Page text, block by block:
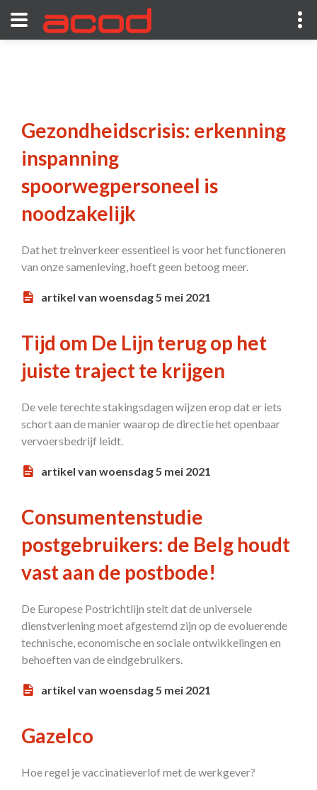
Gezondheidscrisis: erkenning
inspanning
spoorwegpersoneel is
noodzakelijk
Dat het treinverkeer essentieel is voor het functioneren
van onze samenleving, hoeft geen betoog meer.
artikel van woensdag 5 mei 2021
Tijd om De Lijn terug op het
juiste traject te krijgen
De vele terechte stakingsdagen wijzen erop dat er iets
schort aan de manier waarop de directie het openbaar
vervoersbedrijf leidt.
artikel van woensdag 5 mei 2021
Consumentenstudie
postgebruikers: de Belg houdt
vast aan de postbode!
De Europese Postrichtlijn stelt dat de universele
dienstverlening moet afgestemd zijn op de evoluerende
technische, economische en sociale ontwikkelingen en
behoeften van de eindgebruikers.
artikel van woensdag 5 mei 2021
Gazelco
Hoe regel je vaccinatieverlof met de werkgever?